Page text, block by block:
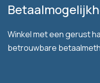
Winkel met een gerust
betrouwbare